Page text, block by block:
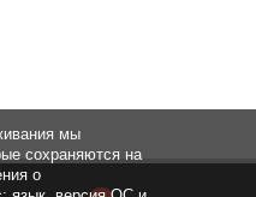
мы
сохраняются на
о